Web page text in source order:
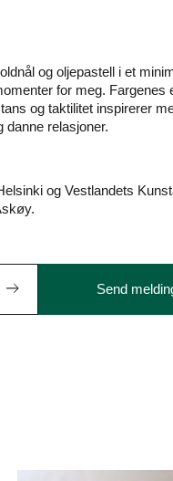
og oljepastell i et
for meg. Fargenes
og taktilitet inspirerer
danne relasjoner.
og Vestlandets
Send